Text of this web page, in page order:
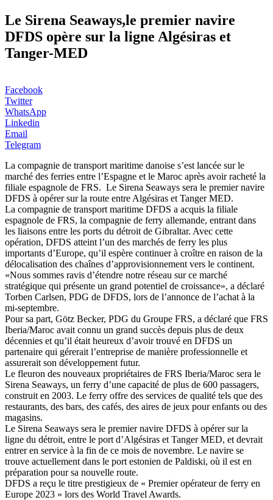
Le Sirena Seaways,le premier navire
DFDS opère sur la ligne Algésiras et
Tanger-MED
Facebook
Twitter
WhatsApp
Linkedin
Email
Telegram
La compagnie de transport maritime danoise s’est lancée sur le
marché des ferries entre l’Espagne et le Maroc après avoir racheté la
filiale espagnole de FRS. Le Sirena Seaways sera le premier navire
DFDS à opérer sur la route entre Algésiras et Tanger MED.
La compagnie de transport maritime DFDS a acquis la filiale
espagnole de FRS, la compagnie de ferry allemande, entrant dans
les liaisons entre les ports du détroit de Gibraltar. Avec cette
opération, DFDS atteint l’un des marchés de ferry les plus
importants d’Europe, qu’il espère continuer à croître en raison de la
délocalisation des chaînes d’approvisionnement vers le continent.
«Nous sommes ravis d’étendre notre réseau sur ce marché
stratégique qui présente un grand potentiel de croissance», a déclaré
Torben Carlsen, PDG de DFDS, lors de l’annonce de l’achat à la
mi-septembre.
Pour sa part, Götz Becker, PDG du Groupe FRS, a déclaré que FRS
Iberia/Maroc avait connu un grand succès depuis plus de deux
décennies et qu’il était heureux d’avoir trouvé en DFDS un
partenaire qui gérerait l’entreprise de manière professionnelle et
assurerait son développement futur.
Le fleuron des nouveaux propriétaires de FRS Iberia/Maroc sera le
Sirena Seaways, un ferry d’une capacité de plus de 600 passagers,
construit en 2003. Le ferry offre des services de qualité tels que des
restaurants, des bars, des cafés, des aires de jeux pour enfants ou des
magasins.
Le Sirena Seaways sera le premier navire DFDS à opérer sur la
ligne du détroit, entre le port d’Algésiras et Tanger MED, et devrait
entrer en service à la fin de ce mois de novembre. Le navire se
trouve actuellement dans le port estonien de Paldiski, où il est en
préparation pour sa nouvelle route.
DFDS a reçu le titre prestigieux de « Premier opérateur de ferry en
Europe 2023 » lors des World Travel Awards.